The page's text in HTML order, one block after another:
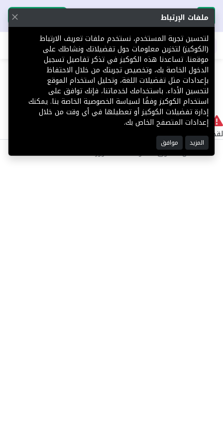
تحميل التطبيق تحميل التطبيق
اطلب عقارك
404 لا يوجد
لقد حدث خطأ داخلي أثناء معالجة طلبك.
©2025 كل الحقوق محفوظة منصة توور
ملفات الإرتباط
لتحسين تجربة المستخدم، نستخدم ملفات تعريف الارتباط
(الكوكيز) لتخزين معلومات حول تفضيلاتك ونشاطك على
موقعنا. تساعدنا هذه الكوكيز في تذكر تفاصيل تسجيل
الدخول الخاصة بك، وتخصيص تجربتك من خلال الاحتفاظ
بإعدادات مثل تفضيلات اللغة، وتحليل استخدام الموقع
لتحسين الأداء. باستخدامك لخدماتنا، فإنك توافق على
استخدام الكوكيز وفقًا لسياسة الخصوصية الخاصة بنا. يمكنك
إدارة تفضيلات الكوكيز أو تعطيلها في أي وقت من خلال
إعدادات المتصفح الخاص بك.
المزيد موافق